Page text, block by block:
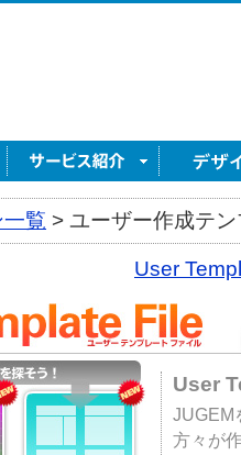
覧 > ユーザー作成テ
User
User
JUGEM
方々が